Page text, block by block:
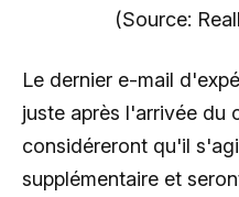
(Source:
Le dernier e-mail
juste après l'arrivée du
considéreront qu'il
supplémentaire et